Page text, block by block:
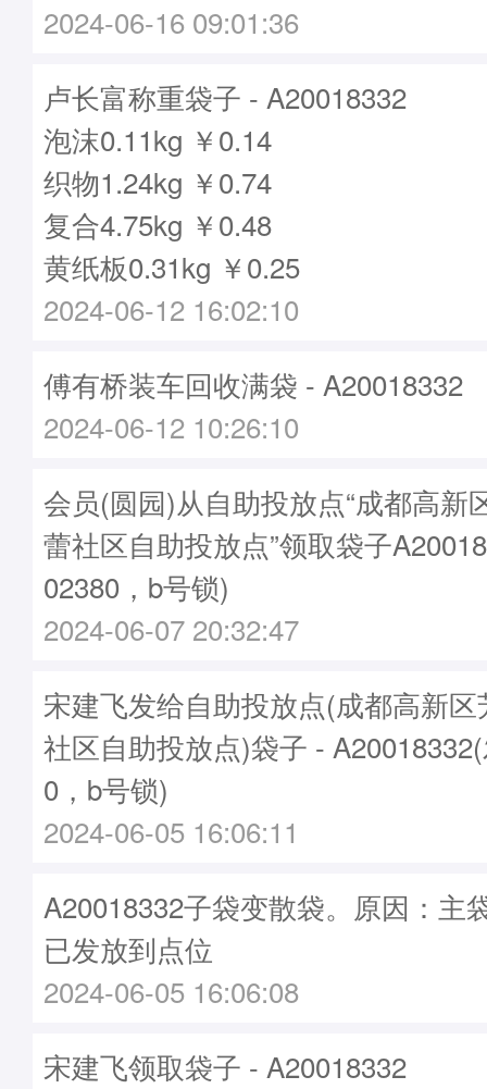
2024-06-16 09:01:36
卢长富称重袋子 - A20018332
泡沫0.11kg ￥0.14
织物1.24kg ￥0.74
复合4.75kg ￥0.48
黄纸板0.31kg ￥0.25
2024-06-12 16:02:10
傅有桥装车回收满袋 - A20018332
2024-06-12 10:26:10
会员(圆园)从自助投放点“成都高新
蕾社区自助投放点”领取袋子
02380，b号锁)
2024-06-07 20:32:47
宋建飞发给自助投放点(成都高新
社区自助投放点)袋子 -
0，b号锁)
2024-06-05 16:06:11
A20018332子袋变散袋。原因：主
已发放到点位
2024-06-05 16:06:08
宋建飞领取袋子 - A20018332